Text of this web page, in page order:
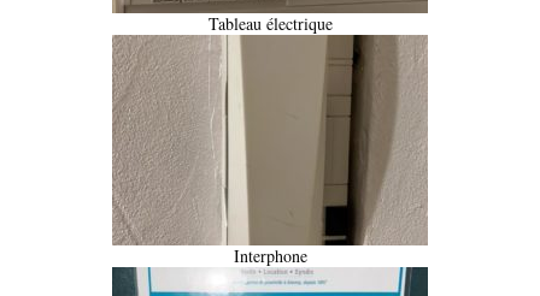
Tableau électrique
Interphone